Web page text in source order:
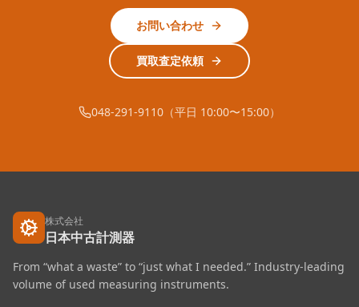
お問い合わせ
買取査定依頼
048-291-9110（平日 10:00〜15:00）
株式会社
日本中古計測器
From “what a waste” to “just what I needed.” Industry-leading
volume of used measuring instruments.